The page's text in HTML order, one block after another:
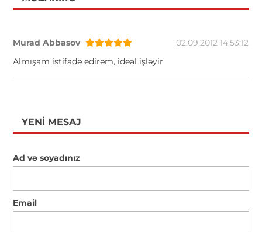
Murad Abbasov
02.09.2012 14:53:12
Almışam istifadə edirəm, ideal işləyir
YENI MESAJ
Ad və soyadınız
Email